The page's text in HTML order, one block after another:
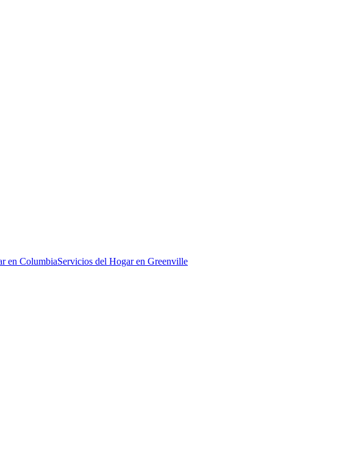
en ColumbiaServicios del Hogar en Greenville